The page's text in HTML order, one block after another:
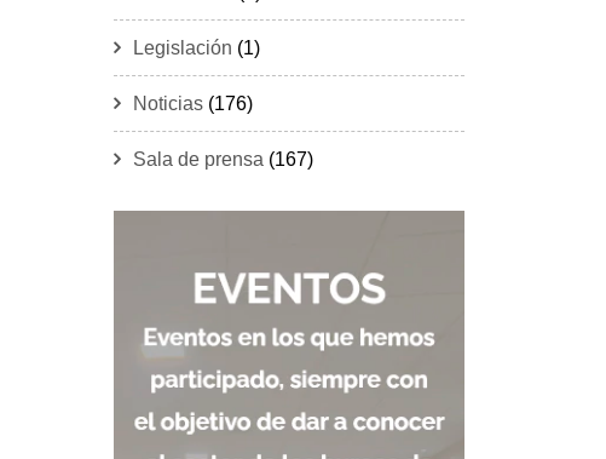
Legislación (1)
Noticias (176)
Sala de prensa (167)